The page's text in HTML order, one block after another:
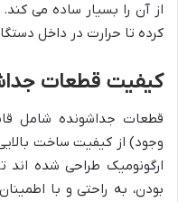
از آن را بسیار ساده می
کرده تا حرارت در داخل
کیفیت قطعات
قطعات جداشونده شامل
وجود) از کیفیت ساخت
ارگونومیک طراحی شده اند
بودن، به راحتی و با